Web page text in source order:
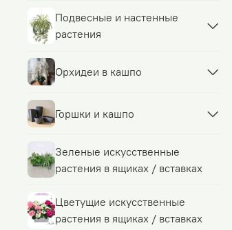
Подвесные и настенные
растения
Орхидеи в кашпо
Горшки и кашпо
Зеленые искусственные
растения в ящиках / вставках
Цветущие искусственные
растения в ящиках / вставках